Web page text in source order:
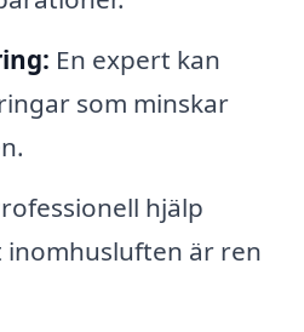
En expert kan
som minskar
hjälp
inomhusluften är ren